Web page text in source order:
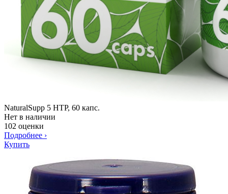
NaturalSupp 5 HTP, 60 капс.
Нет в наличии
102 оценки
Подробнее ›
Купить